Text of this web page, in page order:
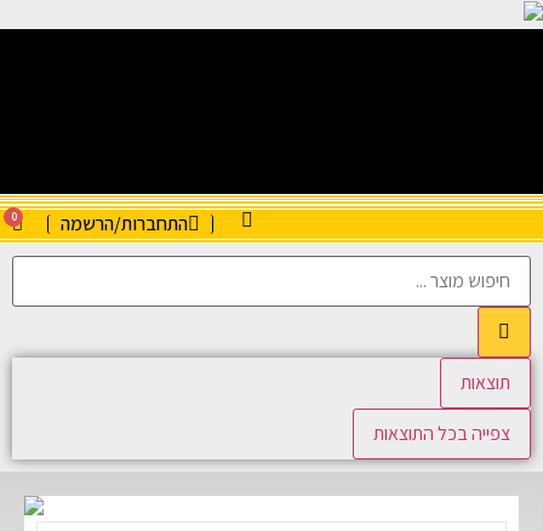
התחברות/הרשמה 0
תוצאות
צפייה בכל התוצאות